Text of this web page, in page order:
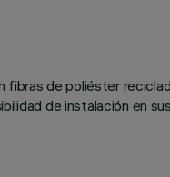
fibras de poliéster
de instalación en